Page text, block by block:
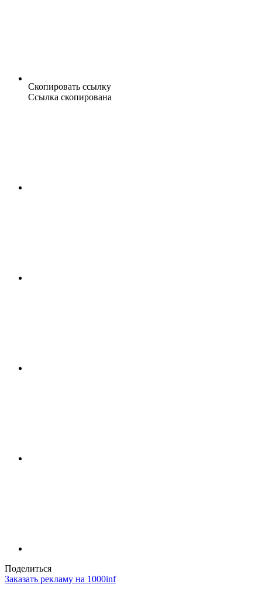
Скопировать ссылку
Ссылка скопирована
Поделиться
Заказать рекламу на 1000inf